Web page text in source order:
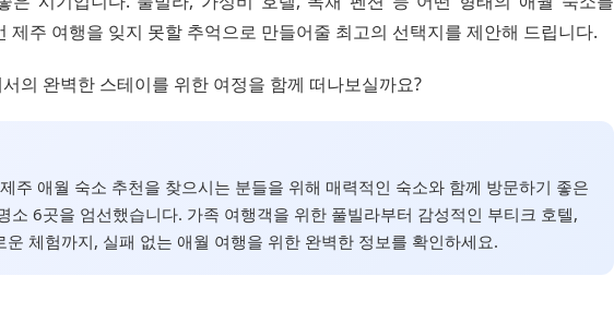
제주 여행을 잊지 못할 추억으로 만들어줄 최고의 선택지를 제안해 드립니다.
의 완벽한 스테이를 위한 여정을 함께 떠나보실까요?
주 애월 숙소 추천을 찾으시는 분들을 위해 매력적인 숙소와 함께 방문하기 좋은
소 6곳을 엄선했습니다. 가족 여행객을 위한 풀빌라부터 감성적인 부티크 호텔,
운 체험까지, 실패 없는 애월 여행을 위한 완벽한 정보를 확인하세요.